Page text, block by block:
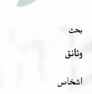
بحث
وثائق
اشخاص